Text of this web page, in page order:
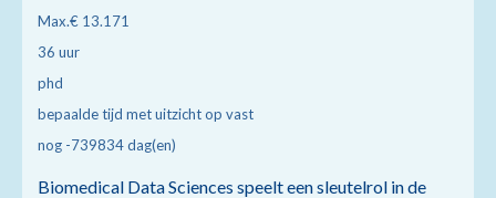
Max.€ 13.171
36 uur
phd
bepaalde tijd met uitzicht op vast
nog -739834 dag(en)
Biomedical Data Sciences speelt een sleutelrol in de